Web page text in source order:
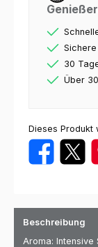
Genießern
Sichere
30
Über
Dieses Produkt
Beschreibung
Aroma: Intensive